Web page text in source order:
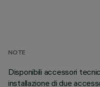
NOTE
Disponibili accessori
installazione di due